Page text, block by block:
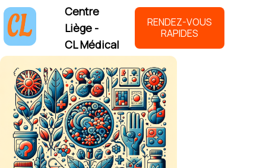
Centre
Liège -
CL Médical
RENDEZ-VOUS
RAPIDES